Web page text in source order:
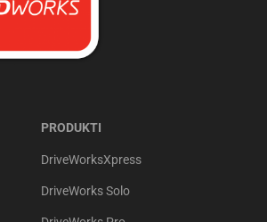
PRODUKTI
DriveWorksXpress
DriveWorks Solo